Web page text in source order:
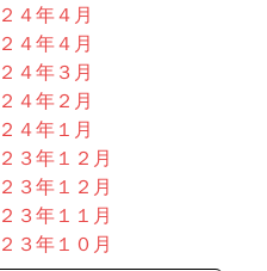
４年４月
４年４月
４年３月
４年２月
４年１月
３年１２月
３年１２月
３年１１月
３年１０月